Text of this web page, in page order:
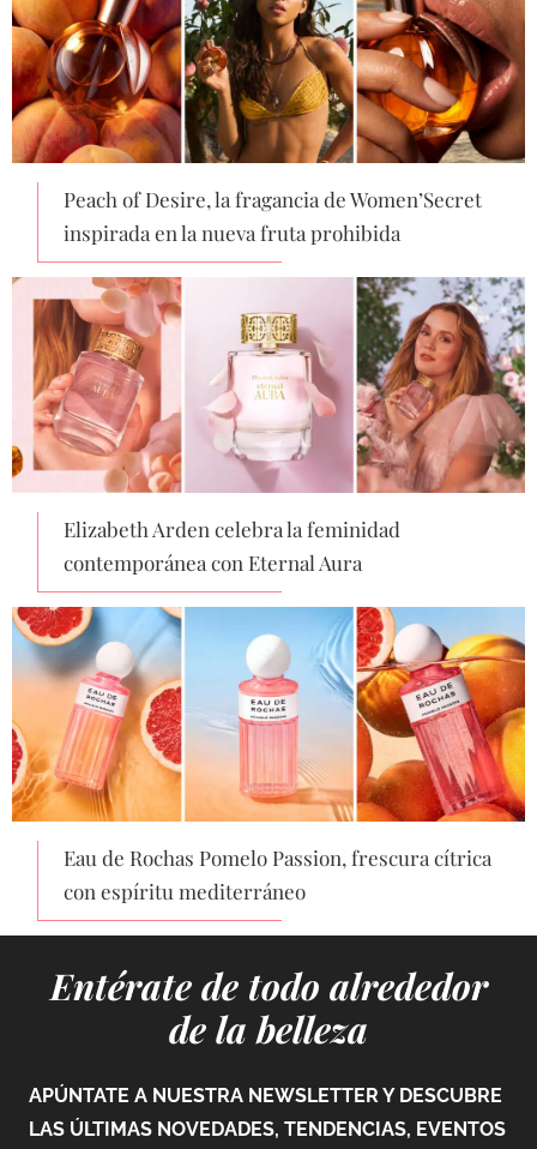
Peach of Desire, la fragancia de Women’Secret
inspirada en la nueva fruta prohibida
Elizabeth Arden celebra la feminidad
contemporánea con Eternal Aura
Eau de Rochas Pomelo Passion, frescura cítrica
con espíritu mediterráneo
Entérate de todo alrededor
de la belleza
APÚNTATE A NUESTRA NEWSLETTER Y DESCUBRE
LAS ÚLTIMAS NOVEDADES, TENDENCIAS, EVENTOS